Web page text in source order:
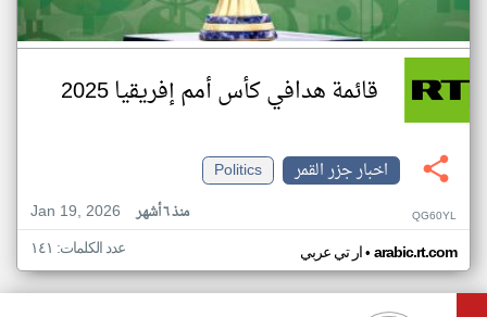
قائمة هدافي كأس أمم إفريقيا 2025
اخبار جزر القمر
Politics
Jan 19, 2026
منذ ٦ أشهر QG60YL
ار تي عربي• arabic.rt.com عدد الكلمات: ١٤١